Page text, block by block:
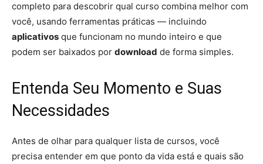
completo para descobrir qual curso combina melhor com
você, usando ferramentas práticas — incluindo
aplicativos que funcionam no mundo inteiro e que
podem ser baixados por download de forma simples.
Entenda Seu Momento e Suas
Necessidades
Antes de olhar para qualquer lista de cursos, você
precisa entender em que ponto da vida está e quais são